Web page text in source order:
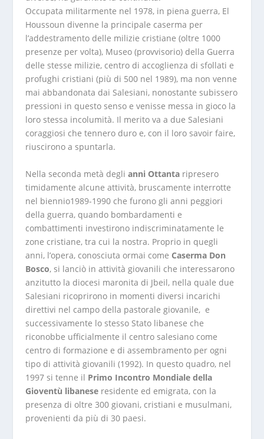
Occupata militarmente nel 1978, in piena guerra, El
Houssoun divenne la principale caserma per
l’addestramento delle milizie cristiane (oltre 1000
presenze per volta), Museo (provvisorio) della Guerra
delle stesse milizie, centro di accoglienza di sfollati e
profughi cristiani (più di 500 nel 1989), ma non venne
mai abbandonata dai Salesiani, nonostante subissero
pressioni in questo senso e venisse messa in gioco la
loro stessa incolumità. Il merito va a due Salesiani
coraggiosi che tennero duro e, con il loro savoir faire,
riuscirono a spuntarla.
Nella seconda metà degli anni Ottantaripresero
timidamente alcune attività, bruscamente interrotte
nel biennio1989-1990 che furono gli anni peggiori
della guerra, quando bombardamenti e
combattimenti investirono indiscriminatamente le
zone cristiane, tra cui la nostra. Proprio in quegli
anni, l’opera, conosciuta ormai come Caserma Don
Bosco, si lanciò in attività giovanili che interessarono
anzitutto la diocesi maronita di Jbeil, nella quale due
Salesiani ricoprirono in momenti diversi incarichi
direttivi nel campo della pastorale giovanile, e
successivamente lo stesso Stato libanese che
riconobbe ufficialmente il centro salesiano come
centro di formazione e di assembramento per ogni
tipo di attività giovanili (1992). In questo quadro, nel
1997 si tenne il Primo Incontro Mondiale della
Gioventù libaneseresidente ed emigrata, con la
presenza di oltre 300 giovani, cristiani e musulmani,
provenienti da più di 30 paesi.